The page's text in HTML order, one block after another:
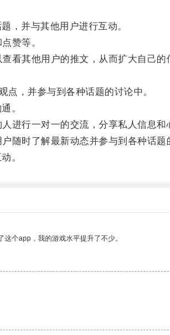
，并与其他用户进行互动。
赞等。
其他用户的推文，从而扩大自己的
，并参与到各种话题的讨论中。
。
行一对一的交流，分享私人信息和
时了解最新动态并参与到各种话题
。
个app，我的游戏水平提升了不少。